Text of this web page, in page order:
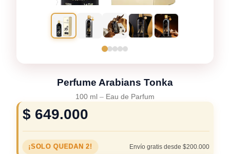
Perfume Arabians Tonka
100 ml – Eau de Parfum
$ 649.000
¡SOLO QUEDAN 2! Envío gratis desde $200.000